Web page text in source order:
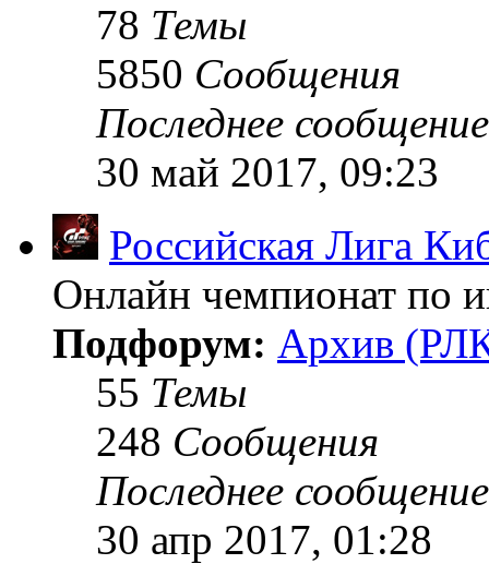
78 Темы
5850 Сообщения
Последнее сообщение
30 май 2017, 09:23
Российская Лига
Онлайн чемпионат по
Подфорум: Архив
55 Темы
248 Сообщения
Последнее сообщение
30 апр 2017, 01:28